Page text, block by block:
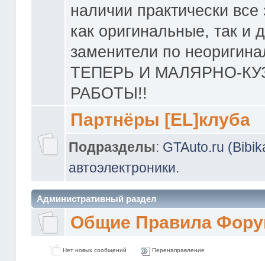
наличии практически все
как оригинальные, так и
заменители по
ТЕПЕРЬ И МАЛЯРНО-
РАБОТЫ!!
Партнёры [EL]клуба
Подразделы: GTAuto.ru
автоэлектроники.
Административный раздел
Общие Правила
Нет новых сообщений Перенаправление